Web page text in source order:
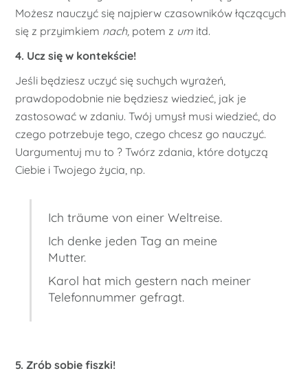
Możesz nauczyć się najpierw czasowników łączących
się z przyimkiem nach, potem z um itd.
4. Ucz się w kontekście!
Jeśli będziesz uczyć się suchych wyrażeń,
prawdopodobnie nie będziesz wiedzieć, jak je
zastosować w zdaniu. Twój umysł musi wiedzieć, do
czego potrzebuje tego, czego chcesz go nauczyć.
Uargumentuj mu to ? Twórz zdania, które dotyczą
Ciebie i Twojego życia, np.
Ich träume von einer Weltreise.
Ich denke jeden Tag an meine
Mutter.
Karol hat mich gestern nach meiner
Telefonnummer gefragt.
5. Zrób sobie fiszki!